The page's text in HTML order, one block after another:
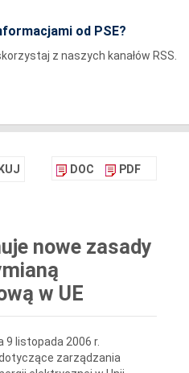
od PSE?
z naszych kanałów RSS.
DOC PDF
nowe zasady
w UE
9 listopada 2006 r.
zarządzania